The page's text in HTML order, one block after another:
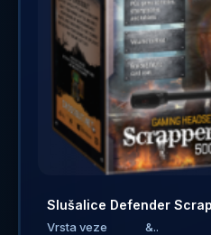
Slušalice Defender
Vrsta veze &..